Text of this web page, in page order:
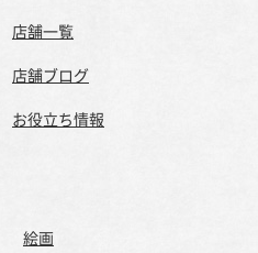
店舗一覧
店舗ブログ
お役立ち情報
絵画